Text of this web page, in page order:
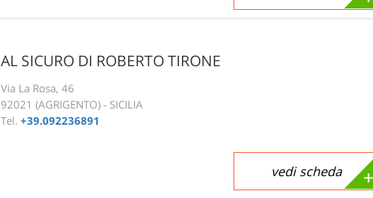
AL SICURO DI ROBERTO TIRONE
Via La Rosa, 46
92021 (AGRIGENTO) - SICILIA
Tel. +39.092236891
vedi scheda